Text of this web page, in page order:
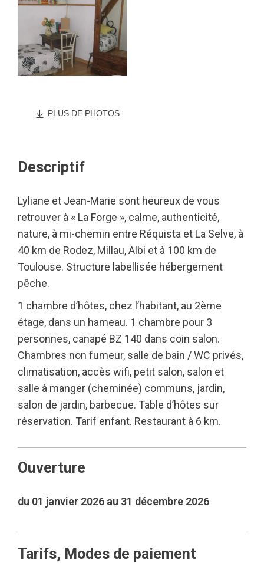
PLUS DE PHOTOS
Descriptif
Lyliane et Jean-Marie sont heureux de vous
retrouver à « La Forge », calme, authenticité,
nature, à mi-chemin entre Réquista et La Selve, à
40 km de Rodez, Millau, Albi et à 100 km de
Toulouse. Structure labellisée hébergement
pêche.
1 chambre d’hôtes, chez l’habitant, au 2ème
étage, dans un hameau. 1 chambre pour 3
personnes, canapé BZ 140 dans coin salon.
Chambres non fumeur, salle de bain / WC privés,
climatisation, accès wifi, petit salon, salon et
salle à manger (cheminée) communs, jardin,
salon de jardin, barbecue. Table d’hôtes sur
réservation. Tarif enfant. Restaurant à 6 km.
Ouverture
du 01 janvier 2026 au 31 décembre 2026
Tarifs, Modes de paiement